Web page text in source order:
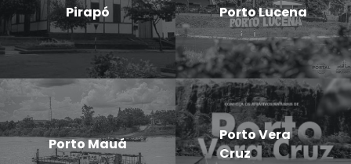
Pirapó Porto Lucena
Porto Mauá
Porto Vera
Cruz